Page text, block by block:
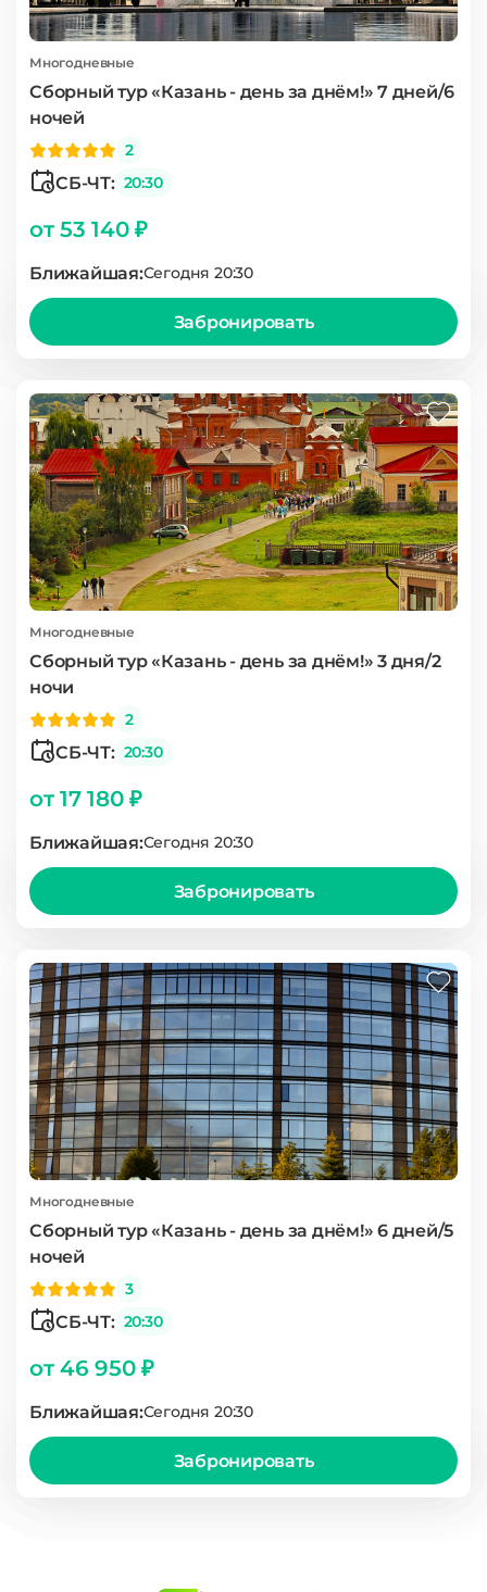
Многодневные
Сборный тур «Казань - день за днём!» 7 дней/6
ночей
2
СБ-ЧТ: 20:30
от 53 140 ₽
Ближайшая:Сегодня 20:30
Забронировать
Многодневные
Сборный тур «Казань - день за днём!» 3 дня/2
ночи
2
СБ-ЧТ: 20:30
от 17 180 ₽
Ближайшая:Сегодня 20:30
Забронировать
Многодневные
Сборный тур «Казань - день за днём!» 6 дней/5
ночей
3
СБ-ЧТ: 20:30
от 46 950 ₽
Ближайшая:Сегодня 20:30
Забронировать